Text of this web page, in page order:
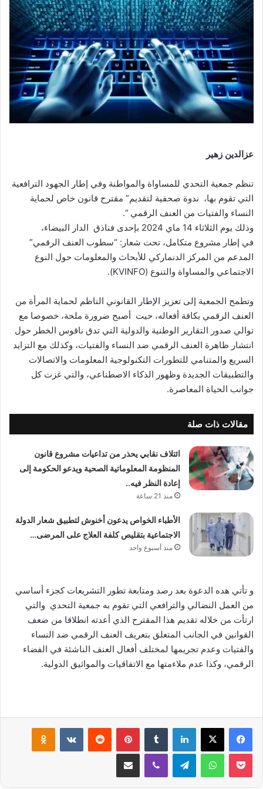
عزالدين زهير
تنظم جمعية التحدي للمساواة والمواطنة وفي إطار الجهود الترافعية
التي تقوم بها، ندوة صحفية لتقديم” مقترح قانون خاص لحماية
النساء والفتيات من العنف الرقمي “.
وذلك يوم الثلاثاء 14 ماي 2024 بإحدى فناذق الدار البيضاء،
في إطار مشروع متكامل، تحت شعار: “سطوب العنف الرقمي”
المدعم من المركز الدنماركي للأبحاث والمعلومات حول النوع
الاجتماعي والمساواة والتنوع (KVINFO).
وتطمح الجمعية إلى تعزيز الإطار القانوني الناظم لحماية المرأة من
العنف الرقمي بكافة أفعاله، حيت أصبح ضرورة ملحة، خصوصا مع
توالي صدور التقارير الوطنية والدولية التي تدق ناقوس الخطر حول
انتشار ظاهرة العنف الرقمي ضد النساء والفتيات، وكذلك مع التزايد
السريع والمتنامي للتطورات التكنولوجية المعلومات والاتصالات
والتطبيقات الجديدة وظهور الذكاء الاصطناعي، والتي غزت كل
جوانب الحياة المعاصرة.
مقالات ذات صلة
ائتلاف نقابي يحذر من تداعيات مشروع قانون
المنظومة المعلوماتية الصحية ويدعو الحكومة إلى
إعادة النظر فيه..
منذ 21 ساعة
الأطباء الخواص يدعون أخنوش لتطبيق شعار الدولة
الاجتماعية بتقليص كلفة العلاج على المرضى…
منذ أسبوع واحد
و تأتي هده الدعوة بعد رصد ومتابعة تطور التشريعات كجزء أساسي
من العمل النضالي والترافعي التي تقوم به جمعية التحدي والتي
ارتأت من خلاله تقديم هذا المقترح الذي أعدته انطلاقا من ضعف
القوانين في الجانب المتعلق بتعريف العنف الرقمي ضد النساء
والفتيات وعدم تجريمها لمختلف أفعال العنف الناشئة في الفضاء
الرقمي، وكذا عدم ملاءمتها مع الاتفاقيات والمواثيق الدولية.
لينكدإن بينتيريست
‫Pocket واتساب تيلقرام ڤايبر مشاركة عبر البريد